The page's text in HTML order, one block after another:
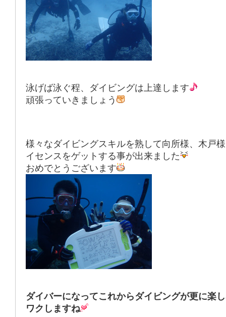
泳げば泳ぐ程、ダイビングは上達します
頑張っていきましょう
様々なダイビングスキルを熟して向所様、木戸
イセンスをゲットする事が出来ました
おめでとうございます
ダイバーになってこれからダイビングが更に楽
ワクしますね